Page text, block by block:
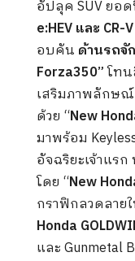
อัปลุค SUV ยอ
e:HEV และ CR-
อบคัน ด้านรถจั
Forza350”โท
เสริมภาพลักษณ์
ด้วย “New
มาพร้อม
อัจฉริยะเจ้าแร
โดย “New
กราฟิกลวดลาย
Honda
และ Gunmetal